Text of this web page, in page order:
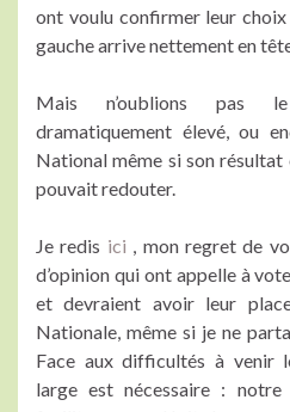
ont voulu confirmer leur
gauche arrive nettement en
Mais n’oublions pas le
dramatiquement élevé, ou
National même si son résultat
pouvait redouter.
Je redis ici , mon regret de
d’opinion qui ont appelle à
et devraient avoir leur
Nationale, même si je ne
Face aux difficultés à venir
large est nécessaire :